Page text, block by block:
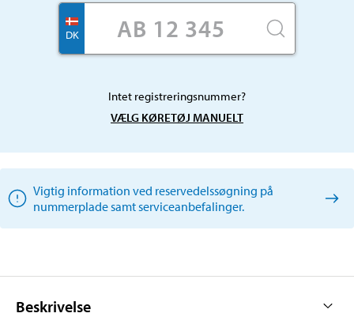
DK
Intet registreringsnummer?
VÆLG KØRETØJ MANUELT
Vigtig information ved reservedelssøgning på
nummerplade samt serviceanbefalinger.
Beskrivelse